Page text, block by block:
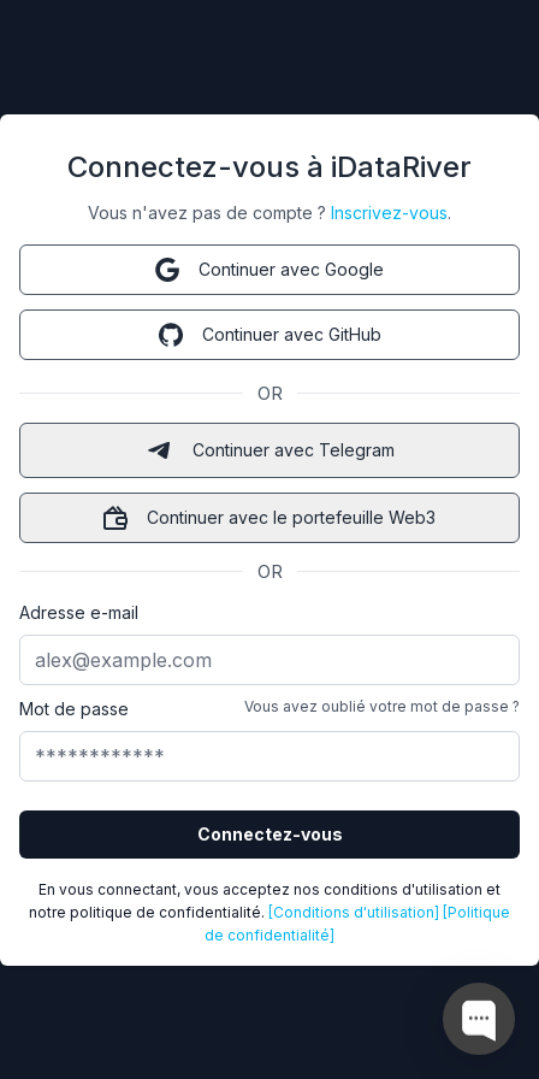
Connectez-vous à iDataRiver
Vous n'avez pas de compte ? Inscrivez-vous.
Continuer avec Google
Continuer avec GitHub
OR
Continuer avec Telegram
Continuer avec le portefeuille Web3
OR
Adresse e-mail
Mot de passe Vous avez oublié votre mot de passe ?
Connectez-vous
En vous connectant, vous acceptez nos conditions d'utilisation et
notre politique de confidentialité. [Conditions d'utilisation] [Politique
de confidentialité]